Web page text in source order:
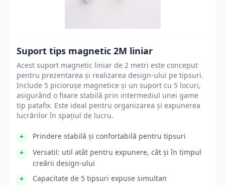
Suport tips magnetic 2M liniar
Acest suport magnetic liniar de 2 metri este conceput
pentru prezentarea și realizarea design-ului pe tipsuri.
Include 5 piciorușe magnetice și un suport cu 5 locuri,
asigurând o fixare stabilă prin intermediul unei game
tip patafix. Este ideal pentru organizarea și expunerea
lucrărilor în spațiul de lucru.
Prindere stabilă și confortabilă pentru tipsuri
Versatil: util atât pentru expunere, cât și în timpul
creării design-ului
Capacitate de 5 tipsuri expuse simultan